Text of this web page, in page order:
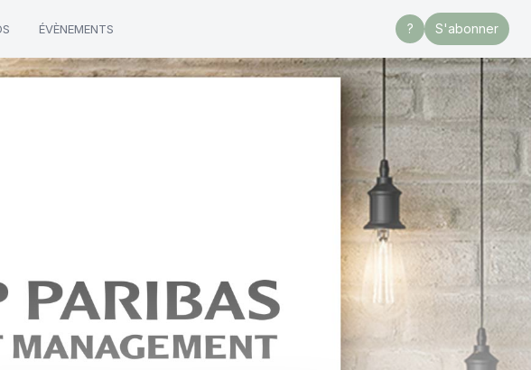
ÉVÈNEMENTS ? S'abonner